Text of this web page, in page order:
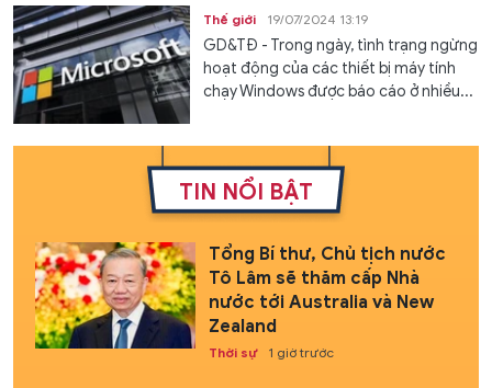
Thế giới 19/07/2024 13:19
GD&TĐ - Trong ngày, tình trạng ngừng
hoạt động của các thiết bị máy tính
chạy Windows được báo cáo ở nhiều...
TIN NỔI BẬT
Tổng Bí thư, Chủ tịch nước
Tô Lâm sẽ thăm cấp Nhà
nước tới Australia và New
Zealand
Thời sự 1 giờ trước